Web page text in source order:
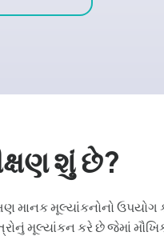
શું છે?
માનક મૂલ્યાંકનોનો
મૂલ્યાંકન કરે છે જેમાં